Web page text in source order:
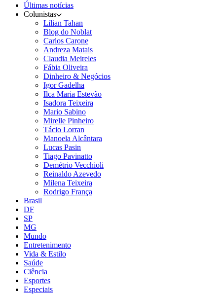
Últimas notícias
Colunistas
Lilian Tahan
Blog do Noblat
Carlos Carone
Andreza Matais
Claudia Meireles
Fábia Oliveira
Dinheiro & Negócios
Igor Gadelha
Ilca Maria Estevão
Isadora Teixeira
Mario Sabino
Mirelle Pinheiro
Tácio Lorran
Manoela Alcântara
Lucas Pasin
Tiago Pavinatto
Demétrio Vecchioli
Reinaldo Azevedo
Milena Teixeira
Rodrigo França
Brasil
DF
SP
MG
Mundo
Entretenimento
Vida & Estilo
Saúde
Ciência
Esportes
Especiais